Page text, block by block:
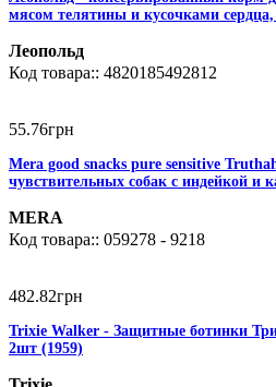
мясом телятины и кусочками сердца,
Леопольд
4820185492812
55.76грн
Mera good snacks pure sensitive
чувствительных собак с индейкой и
MERA
059278 - 9218
482.82грн
Trixie Walker - Защитные ботинки
2шт (1959)